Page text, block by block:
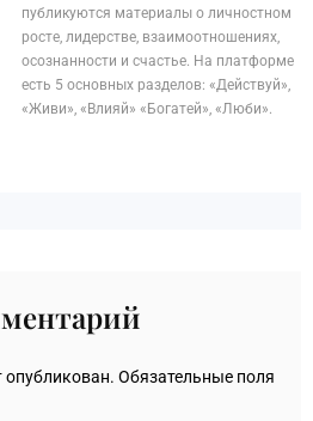
публикуются материалы о личностном
росте, лидерстве, взаимоотношениях,
осознанности и счастье. На платформе
есть 5 основных разделов: «Действуй»,
«Живи», «Влияй» «Богатей», «Люби».
опубликован. Обязательные поля